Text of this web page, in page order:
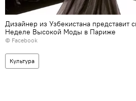
Дизайнер из Узбекистана представит
Неделе Высокой Моды в Париже
© Facebook
Культура